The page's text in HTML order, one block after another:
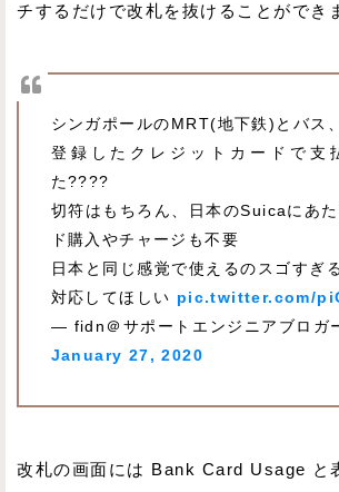
チするだけで改札を抜けることができ
シンガポールのMRT(地下鉄)とバス
登録したクレジットカードで支
た????
切符はもちろん、日本のSuicaにあ
ド購入やチャージも不要
日本と同じ感覚で使えるのスゴすぎ
対応してほしい pic.twitter.com/
— fidn＠サポートエンジニアブロガ
January 27, 2020
改札の画面には Bank Card Usage と